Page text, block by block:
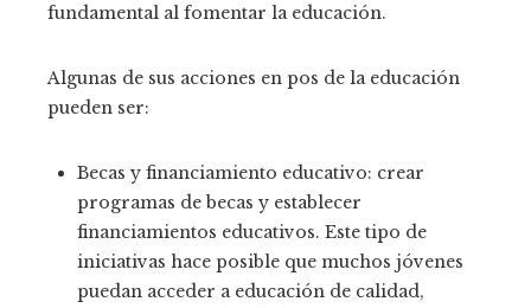
fundamental al fomentar la educación.
Algunas de sus acciones en pos de la educación
pueden ser:
Becas y financiamiento educativo: crear
programas de becas y establecer
financiamientos educativos. Este tipo de
iniciativas hace posible que muchos jóvenes
puedan acceder a educación de calidad,